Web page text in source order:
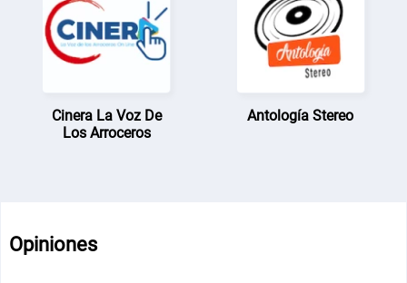
Cinera La Voz De
Los Arroceros
Antología Stereo
Opiniones